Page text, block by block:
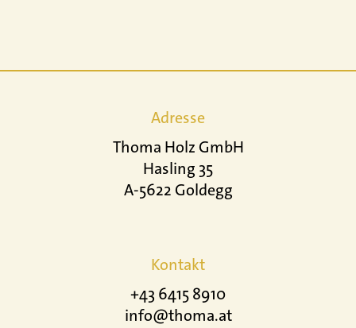
Adresse
Thoma Holz GmbH
Hasling 35
A-5622 Goldegg
Kontakt
+43 6415 8910
info@thoma.at